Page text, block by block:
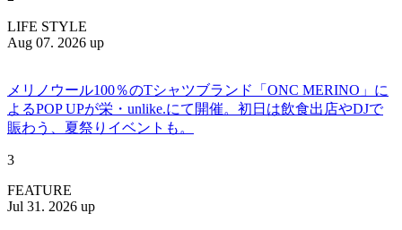
LIFE STYLE
Aug 07. 2026 up
メリノウール100％のTシャツブランド「ONC MERINO」に
よるPOP UPが栄・unlike.にて開催。初日は飲食出店やDJで
賑わう、夏祭りイベントも。
3
FEATURE
Jul 31. 2026 up